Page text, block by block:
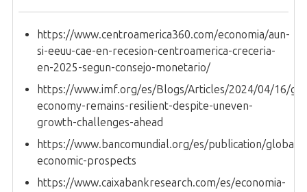
https://www.centroamerica360.com/economia/aun-
si-eeuu-cae-en-recesion-centroamerica-creceria-
en-2025-segun-consejo-monetario/
https://www.imf.org/es/Blogs/Articles/2024/04/16/
economy-remains-resilient-despite-uneven-
growth-challenges-ahead
https://www.bancomundial.org/es/publication/global-
economic-prospects
https://www.caixabankresearch.com/es/economia-